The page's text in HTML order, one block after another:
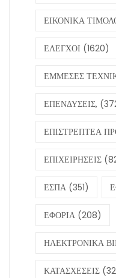
ΕΙΚΟΝΙΚΑ
ΕΛΕΓΧΟΙ (1620)
ΕΜΜΕΣΕΣ
ΕΠΕΝΔΥΣΕΙΣ,
ΕΠΙΣΤΡΕΠΤΕΑ
ΕΠΙΧΕΙΡΗΣΕΙΣ
ΕΣΠΑ (351)
ΕΦΟΡΙΑ (208)
ΗΛΕΚΤΡΟΝΙΚΑ
ΚΑΤΑΣΧΕΣΕΙΣ